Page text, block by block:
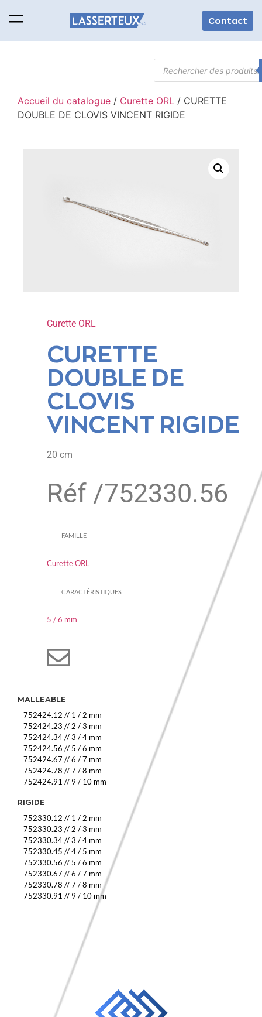
Contact
Accueil du catalogue / Curette ORL / CURETTE
DOUBLE DE CLOVIS VINCENT RIGIDE
Curette ORL
CURETTE
DOUBLE DE
CLOVIS
VINCENT RIGIDE
20 cm
Réf /752330.56
FAMILLE
Curette ORL
CARACTÉRISTIQUES
5 / 6 mm
MALLEABLE
752424.12 // 1 / 2 mm
752424.23 // 2 / 3 mm
752424.34//3 / 4 mm
752424.56 // 5 / 6 mm
752424.67 //6 / 7 mm
752424.78 //7 / 8 mm
752424.91 // 9 / 10 mm
RIGIDE
752330.12 // 1 / 2 mm
752330.23 // 2 / 3 mm
752330.34//3 / 4 mm
752330.45 //4 / 5 mm
752330.56 // 5 / 6 mm
752330.67 //6 / 7 mm
752330.78 //7 / 8 mm
752330.91 // 9 / 10 mm